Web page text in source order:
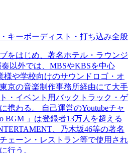
キーボーディスト・打ち込み全般
をはじめ、著名ホテル・ラウンジ
以外では、MBSやKBSを中心
様や学校向けのサウンドロゴ・オ
京の音楽制作事務所経由にて大手
・イベント用バックトラック・ゲ
携わる。 自己運営のYoutubeチャ
BGM 」は登録者13万人を超える
、乃木坂46等の著名
ェーン・レストラン等で使用され
行う。